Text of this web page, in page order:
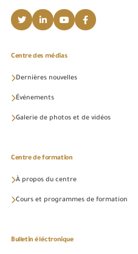
Centre des médias
Dernières nouvelles
Événements
Galerie de photos et de vidéos
Centre de formation
À propos du centre
Cours et programmes de formation
Bulletin éléctronique